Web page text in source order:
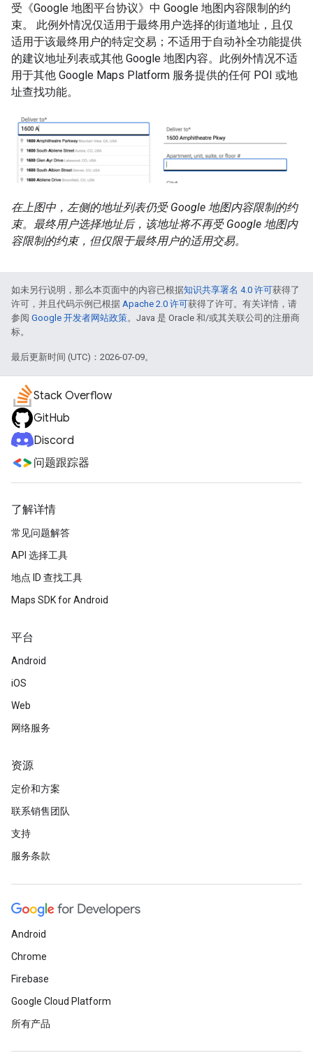
受《Google 地图平台协议》中 Google 地图内容限制的约
束。 此例外情况仅适用于最终用户选择的街道地址，且仅
适用于该最终用户的特定交易；不适用于自动补全功能提供
的建议地址列表或其他 Google 地图内容。此例外情况不适
用于其他 Google Maps Platform 服务提供的任何 POI 或地
址查找功能。
在上图中，左侧的地址列表仍受 Google 地图内容限制的约
束。最终用户选择地址后，该地址将不再受 Google 地图内
容限制的约束，但仅限于最终用户的适用交易。
如未另行说明，那么本页面中的内容已根据知识共享署名 4.0 许可获得了
许可，并且代码示例已根据 Apache 2.0 许可获得了许可。有关详情，请
参阅 Google 开发者网站政策。Java 是 Oracle 和/或其关联公司的注册商
标。
最后更新时间 (UTC)：2026-07-09。
Stack Overflow
GitHub
Discord
问题跟踪器
了解详情
常见问题解答
API 选择工具
地点 ID 查找工具
Maps SDK for Android
平台
Android
iOS
Web
网络服务
资源
定价和方案
联系销售团队
支持
服务条款
Android
Chrome
Firebase
Google Cloud Platform
所有产品